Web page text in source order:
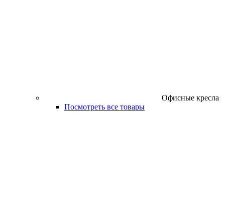
Офисные кресла
Посмотреть все товары